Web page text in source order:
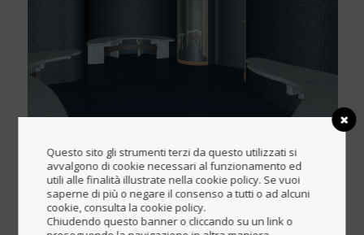
Questo sito gli strumenti terzi da questo utilizzati si
avvalgono di cookie necessari al funzionamento ed
utili alle finalità illustrate nella cookie policy. Se vuoi
saperne di più o negare il consenso a tutti o ad alcuni
cookie, consulta la cookie policy.
Chiudendo questo banner o cliccando su un link o